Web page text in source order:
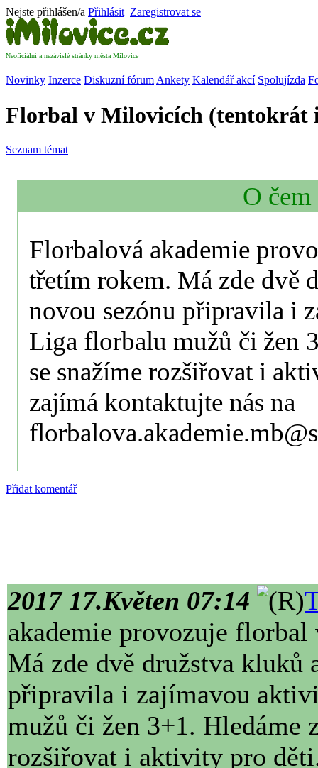
Nejste přihlášen/a Přihlásit Zaregistrovat se
Neoficiální a nezávislé stránky města Milovice
Novinky Inzerce Diskuzní fórum Ankety Kalendář akcí Spolujízda
Florbal v Milovicích (tentokrát
Seznam témat
O
Florbalová akademie
třetím rokem. Má zde dvě
novou sezónu připravila i
Liga florbalu mužů či žen
se snažíme rozšiřovat i
zajímá kontaktujte nás na
Přidat komentář
2017 17.Květen 07:14
akademie provozuje
Má zde dvě družstva kluků
připravila i zajímavou
mužů či žen 3+1. Hledáme
rozšiřovat i aktivity pro